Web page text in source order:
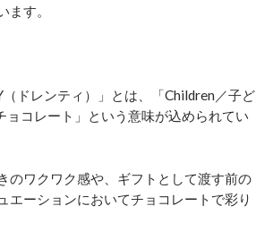
す。
（ドレンティ）」とは、「Children／子ど
コレート」という意味が込められてい
のワクワク感や、ギフトとして渡す前の
ーションにおいてチョコレートで彩り